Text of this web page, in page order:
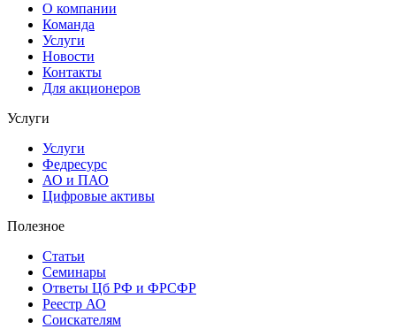
О компании
Команда
Услуги
Новости
Контакты
Для акционеров
Услуги
Услуги
Федресурс
АО и ПАО
Цифровые активы
Полезное
Статьи
Cеминары
Ответы Цб РФ и ФРСФР
Реестр АО
Соискателям